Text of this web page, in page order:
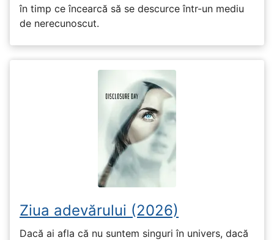
în timp ce încearcă să se descurce într-un mediu
de nerecunoscut.
Ziua adevărului (2026)
Dacă ai afla că nu suntem singuri în univers, dacă